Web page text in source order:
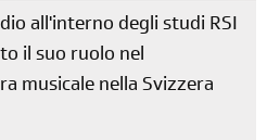
all'interno degli studi RSI
il suo ruolo nel
musicale nella Svizzera